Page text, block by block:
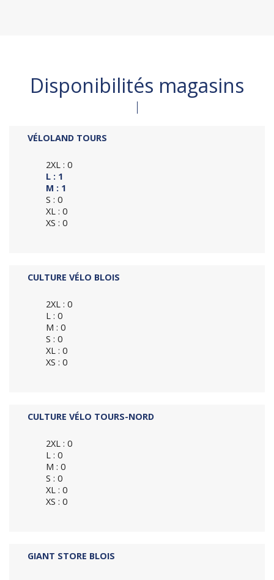
Disponibilités magasins
VÉLOLAND TOURS
2XL : 0
L : 1
M : 1
S : 0
XL : 0
XS : 0
CULTURE VÉLO BLOIS
2XL : 0
L : 0
M : 0
S : 0
XL : 0
XS : 0
CULTURE VÉLO TOURS-NORD
2XL : 0
L : 0
M : 0
S : 0
XL : 0
XS : 0
GIANT STORE BLOIS